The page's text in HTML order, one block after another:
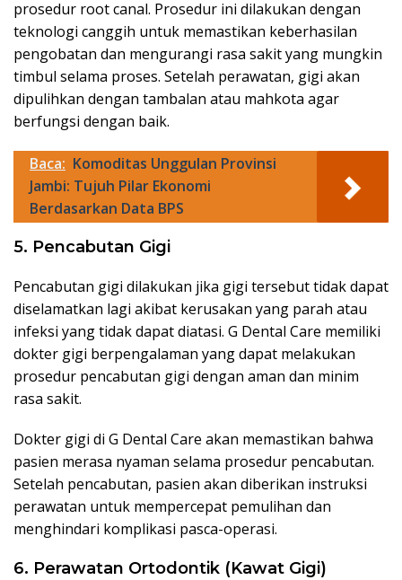
prosedur root canal. Prosedur ini dilakukan dengan
teknologi canggih untuk memastikan keberhasilan
pengobatan dan mengurangi rasa sakit yang mungkin
timbul selama proses. Setelah perawatan, gigi akan
dipulihkan dengan tambalan atau mahkota agar
berfungsi dengan baik.
Baca: Komoditas Unggulan Provinsi
Jambi: Tujuh Pilar Ekonomi
Berdasarkan Data BPS
5. Pencabutan Gigi
Pencabutan gigi dilakukan jika gigi tersebut tidak dapat
diselamatkan lagi akibat kerusakan yang parah atau
infeksi yang tidak dapat diatasi. G Dental Care memiliki
dokter gigi berpengalaman yang dapat melakukan
prosedur pencabutan gigi dengan aman dan minim
rasa sakit.
Dokter gigi di G Dental Care akan memastikan bahwa
pasien merasa nyaman selama prosedur pencabutan.
Setelah pencabutan, pasien akan diberikan instruksi
perawatan untuk mempercepat pemulihan dan
menghindari komplikasi pasca-operasi.
6. Perawatan Ortodontik (Kawat Gigi)